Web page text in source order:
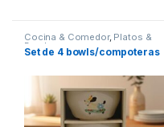
Cocina & Comedor, Platos &
Bowls
Set de 4 bowls/compoteras